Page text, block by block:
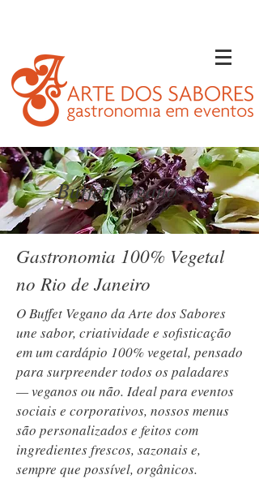
Buffet Vegano
Gastronomia 100% Vegetal
no Rio de Janeiro
O Buffet Vegano da Arte dos Sabores
une sabor, criatividade e sofisticação
em um cardápio 100% vegetal, pensado
para surpreender todos os paladares
— veganos ou não. Ideal para eventos
sociais e corporativos, nossos menus
são personalizados e feitos com
ingredientes frescos, sazonais e,
sempre que possível, orgânicos.